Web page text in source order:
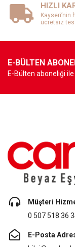
HIZLI
Kayseri’nin
ücretsiz
E-BÜLTEN
E-Bülten aboneliği ile
Müşteri
0 507 518 36
E-Posta